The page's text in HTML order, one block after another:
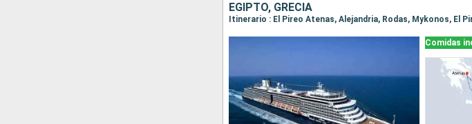
EGIPTO, GRECIA
Itinerario : El Pireo Atenas, Alejandria, Rodas, Mykonos, El
Comidas